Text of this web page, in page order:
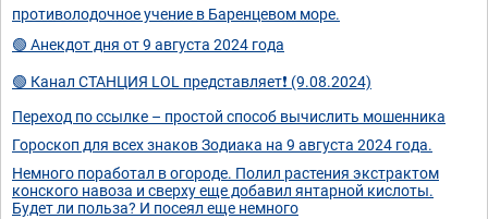
противолодочное учение в Баренцевом море.
🟢 Анекдот дня от 9 августа 2024 года
🟢 Канал СТАНЦИЯ LOL представляет❗ (9.08.2024)
Переход по ссылке – простой способ вычислить мошенника
Гороскоп для всех знаков Зодиака на 9 августа 2024 года.
Немного поработал в огороде. Полил растения экстрактом
конского навоза и сверху еще добавил янтарной кислоты.
Будет ли польза? И посеял еще немного